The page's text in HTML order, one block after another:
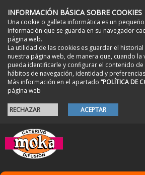
INFORMACIÓN BÁSICA SOBRE COOKIES
Una cookie o galleta informática es un
información que se guarda en su navegador
página web.
La utilidad de las cookies es guardar el
nuestra página web, de manera que, cuando la
pueda identificarle y configurar el contenido de
hábitos de navegación, identidad y
Más información en el apartado “POLÍTICA DE
página web
RECHAZAR ACEPTAR